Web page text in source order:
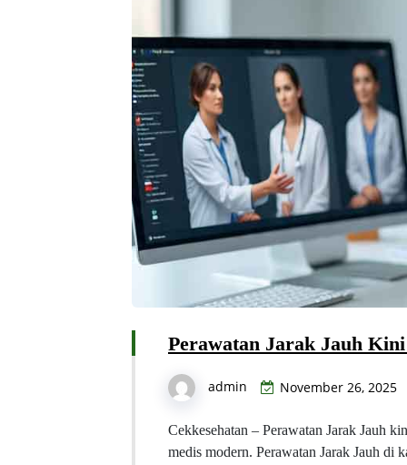
Perawatan Jarak Jauh
admin November 26, 2025
Cekkesehatan – Perawatan Jarak Jauh
medis modern. Perawatan Jarak Jauh di